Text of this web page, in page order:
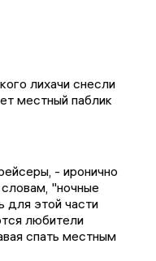
лихачи снесли
местный паблик
- иронично
"ночные
для этой части
любители
спать местным